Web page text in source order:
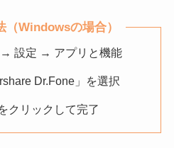
Windowsの場合）
→ 設定 → アプリと機能
Dr.Fone」を選択
クリックして完了